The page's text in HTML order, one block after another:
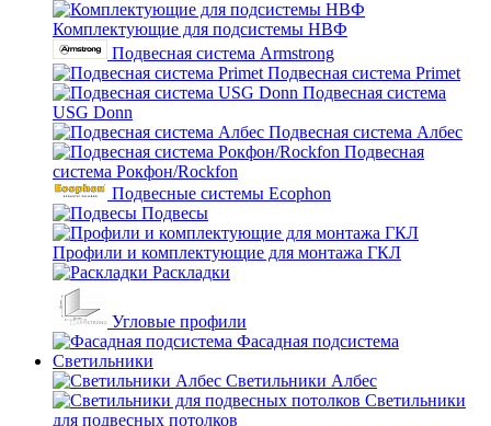
Комплектующие для подсистемы НВФ
Подвесная система Armstrong
Подвесная система Primet
Подвесная система
USG Donn
Подвесная система Албес
Подвесная
система Рокфон/Rockfon
Подвесные системы Ecophon
Подвесы
Профили и комплектующие для монтажа ГКЛ
Раскладки
Угловые профили
Фасадная подсистема
Светильники
Светильники Албес
Светильники
для подвесных потолков